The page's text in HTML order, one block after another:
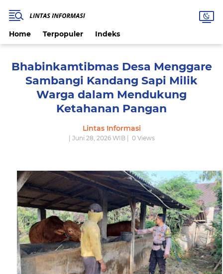
Home Terpopuler Indeks
Bhabinkamtibmas Desa Menggare
Sambangi Kandang Sapi Milik
Warga dalam Mendukung
Ketahanan Pangan
Lintas Informasi
| Juni 28, 2026 WIB | 0Views